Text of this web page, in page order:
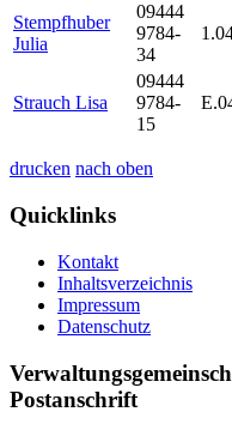
Stempfhuber
Julia
09444
9784-
34
Strauch Lisa
09444
9784-
15
drucken nach oben
Quicklinks
Kontakt
Inhaltsverzeichnis
Impressum
Datenschutz
Postanschrift